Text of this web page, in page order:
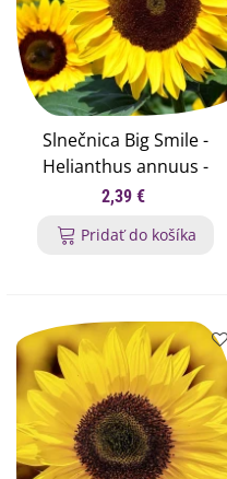
Slnečnica Big Smile -
Helianthus annuus -
semená slnečnice - 8 ks
2,39 €
Pridať do košíka